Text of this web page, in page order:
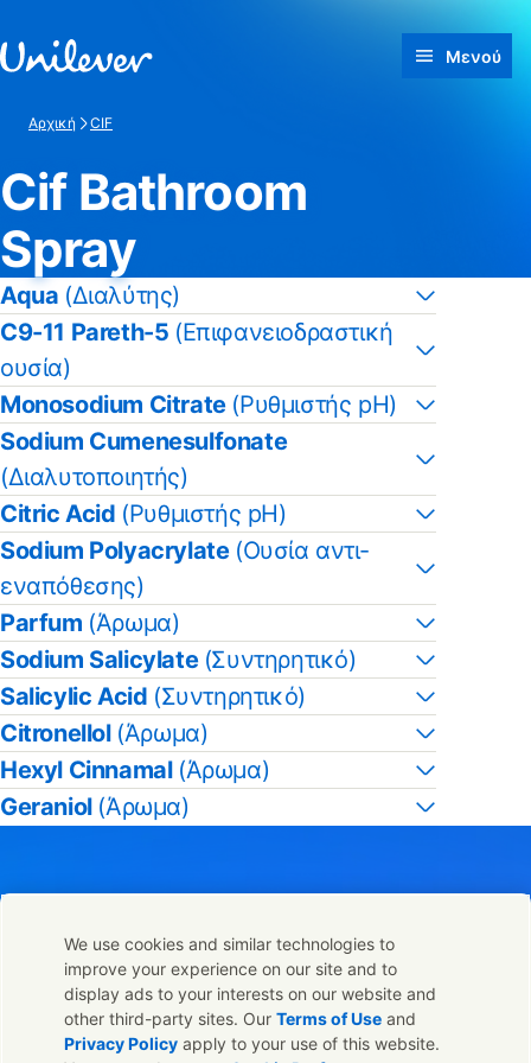
Μενού
Αρχική CIF
Cif Bathroom
Spray
Aqua (Διαλύτης)
C9-11 Pareth-5 (Επιφανειοδραστική
ουσία)
Monosodium Citrate (Ρυθμιστής pH)
Sodium Cumenesulfonate
(Διαλυτοποιητής)
Citric Acid (Ρυθμιστής pH)
Sodium Polyacrylate (Ουσία αντι-
εναπόθεσης)
Parfum (Άρωμα)
Sodium Salicylate (Συντηρητικό)
Salicylic Acid (Συντηρητικό)
Citronellol (Άρωμα)
Hexyl Cinnamal (Άρωμα)
Geraniol (Άρωμα)
Μοιραστείτε αυτή τη σελίδα
Share this page on Facebook
Share this page on X
Share this page on
Share this
Επικοινωνήστε μαζί μας
Επικοινωνήστε με την Unilever και τους ειδικούς μας ή
βρείτε τους κατάλληλους ανθρώπους σε όλο τον κοσμο.
We use cookies and similar technologies to
improve your experience on our site and to
display ads to your interests on our website and
other third-party sites. OurTerms of Use and
Privacy Policy apply to your use of this website.